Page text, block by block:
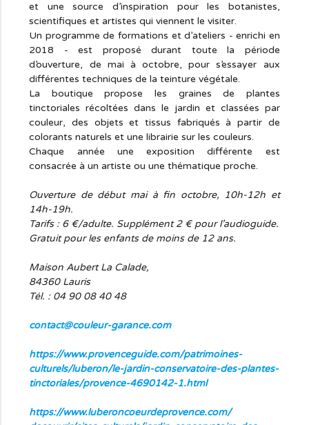
et une source d’inspiration pour les botanistes,
scientifiques et artistes qui viennent le visiter.
Un programme de formations et d’ateliers - enrichi en
2018 - est proposé durant toute la période
d’ouverture, de mai à octobre, pour s’essayer aux
différentes techniques de la teinture végétale.
La boutique propose les graines de plantes
tinctoriales récoltées dans le jardin et classées par
couleur, des objets et tissus fabriqués à partir de
colorants naturels et une librairie sur les couleurs.
Chaque année une exposition différente est
consacrée à un artiste ou une thématique proche.
Ouverture de début mai à fin octobre, 10h-12h et
14h-19h.
Tarifs : 6 €/adulte. Supplément 2 € pour l’audioguide.
Gratuit pour les enfants de moins de 12 ans.
Maison Aubert La Calade,
84360 Lauris
Tél. : 04 90 08 40 48
contact@couleur-garance.com
https://www.provenceguide.com/patrimoines-
culturels/luberon/le-jardin-conservatoire-des-plantes-
tinctoriales/provence-4690142-1.html
https://www.luberoncoeurdeprovence.com/